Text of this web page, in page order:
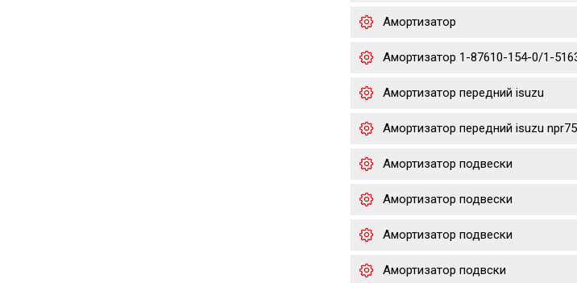
Амортизатор
Амортизатор 1-87610-154-0/1-
Амортизатор передний isuzu
Амортизатор передний isuzu npr75
Амортизатор подвески
Амортизатор подвески
Амортизатор подвески
Амортизатор подвски